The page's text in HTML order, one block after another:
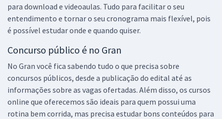
para download e videoaulas. Tudo para facilitar o seu
entendimento e tornar o seu cronograma mais flexível, pois
é possível estudar onde e quando quiser.
Concurso público é no Gran
No Gran você fica sabendo tudo o que precisa sobre
concursos públicos, desde a publicação do edital até as
informações sobre as vagas ofertadas. Além disso, os cursos
online que oferecemos são ideais para quem possui uma
rotina bem corrida, mas precisa estudar bons conteúdos para